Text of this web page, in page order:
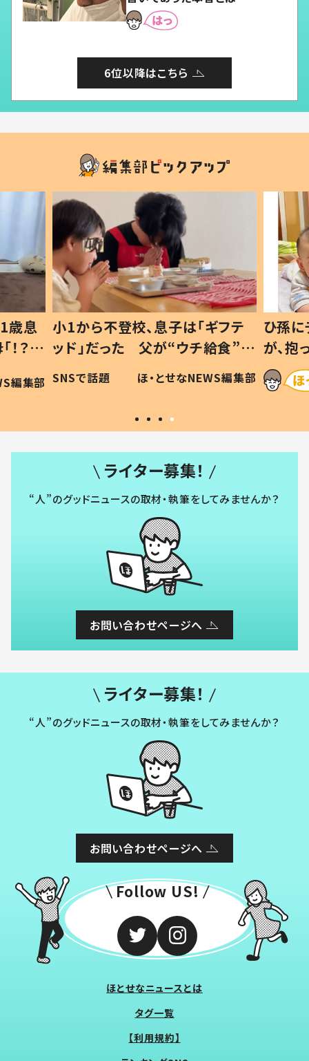
6位以降はこちら
歳息
？」
編集部
小1から不登校、息子は「ギフテ
ッド」だった 父が“ウチ給食”を
作り続ける理由とは #令和の親
#令和の子
SNSで話題 ほ・とせなNEWS編集部
ひ孫
が、
「涙が
い」
ライター募集！
“人”のグッドニュースの取材・執筆をしてみませんか？
お問い合わせページへ
ライター募集！
“人”のグッドニュースの取材・執筆をしてみませんか？
お問い合わせページへ
Follow US!
ほとせなニュースとは
タグ一覧
【利用規約】